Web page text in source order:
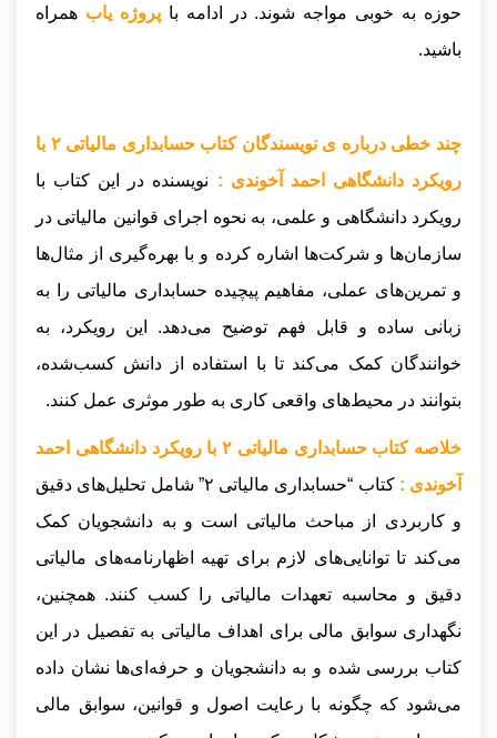
حوزه به خوبی مواجه شوند. در ادامه با پروژه یاب همراه
باشید.
چند خطی درباره ی نویسندگان کتاب حسابداری مالیاتی ۲ با
رویکرد دانشگاهی احمد آخوندی : نویسنده در این کتاب با
رویکرد دانشگاهی و علمی، به نحوه اجرای قوانین مالیاتی در
سازمان‌ها و شرکت‌ها اشاره کرده و با بهره‌گیری از مثال‌ها
و تمرین‌های عملی، مفاهیم پیچیده حسابداری مالیاتی را به
زبانی ساده و قابل فهم توضیح می‌دهد. این رویکرد، به
خوانندگان کمک می‌کند تا با استفاده از دانش کسب‌شده،
بتوانند در محیط‌های واقعی کاری به طور موثری عمل کنند.
خلاصه کتاب حسابداری مالیاتی ۲ با رویکرد دانشگاهی احمد
آخوندی :
کتاب “حسابداری مالیاتی ۲” شامل تحلیل‌های دقیق
و کاربردی از مباحث مالیاتی است و به دانشجویان کمک
می‌کند تا توانایی‌های لازم برای تهیه اظهارنامه‌های مالیاتی
دقیق و محاسبه تعهدات مالیاتی را کسب کنند. همچنین،
نگهداری سوابق مالی برای اهداف مالیاتی به تفصیل در این
کتاب بررسی شده و به دانشجویان و حرفه‌ای‌ها نشان داده
می‌شود که چگونه با رعایت اصول و قوانین، سوابق مالی